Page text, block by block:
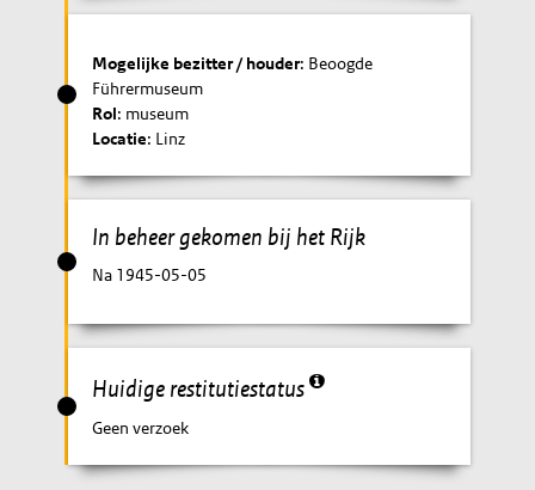
Mogelijke bezitter / houder: Beoogde
Führermuseum
Rol: museum
Locatie: Linz
In beheer gekomen bij het Rijk
Na 1945-05-05
Huidige restitutiestatus
Geen verzoek